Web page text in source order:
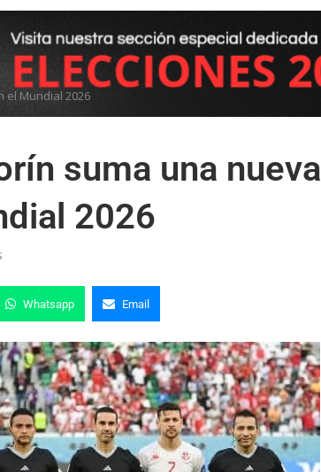
el Mundial 2026
suma una nueva
2026
Whatsapp Email